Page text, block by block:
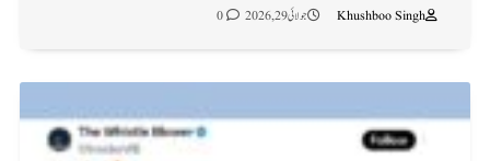
Khushboo Singh
جولائی 29, 2026 0